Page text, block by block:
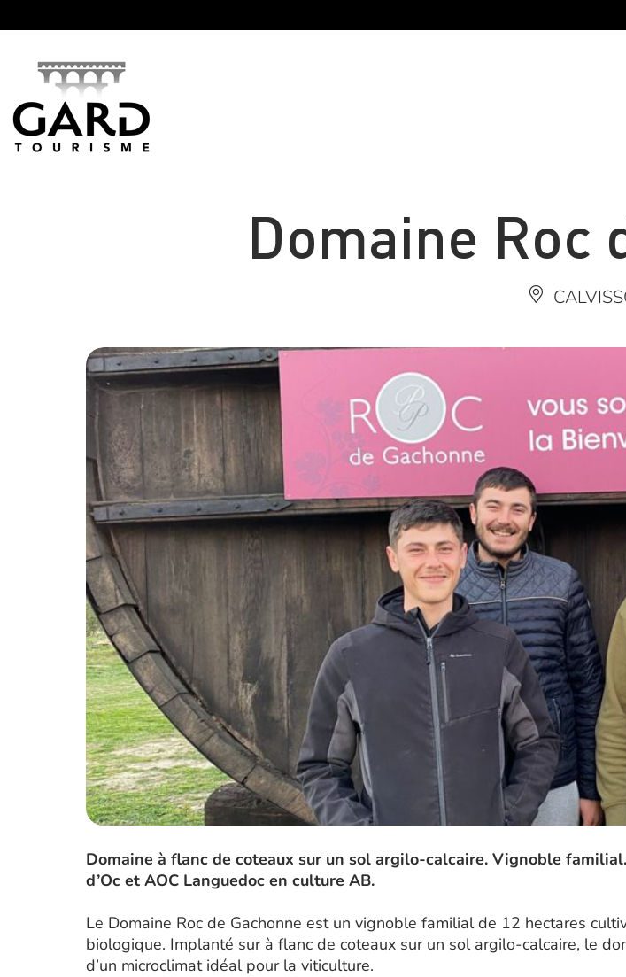
Domaine Roc
Domaine à flanc de coteaux sur un sol argilo-calcaire. Vignoble
d’Oc et AOC Languedoc en culture AB.
Le Domaine Roc de Gachonne est un vignoble familial de 12 hectares
biologique. Implanté sur à flanc de coteaux sur un sol argilo-calcaire, le
d’un microclimat idéal pour la viticulture.